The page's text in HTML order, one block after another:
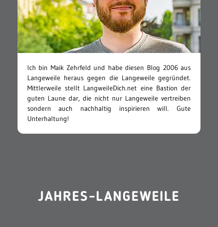
Ich bin Maik Zehrfeld und habe diesen Blog 2006 aus
Langeweile heraus gegen die Langeweile gegründet.
Mittlerweile stellt LangweileDich.net eine Bastion der
guten Laune dar, die nicht nur Langeweile vertreiben
sondern auch nachhaltig inspirieren will. Gute
Unterhaltung!
JAHRES-LANGEWEILE